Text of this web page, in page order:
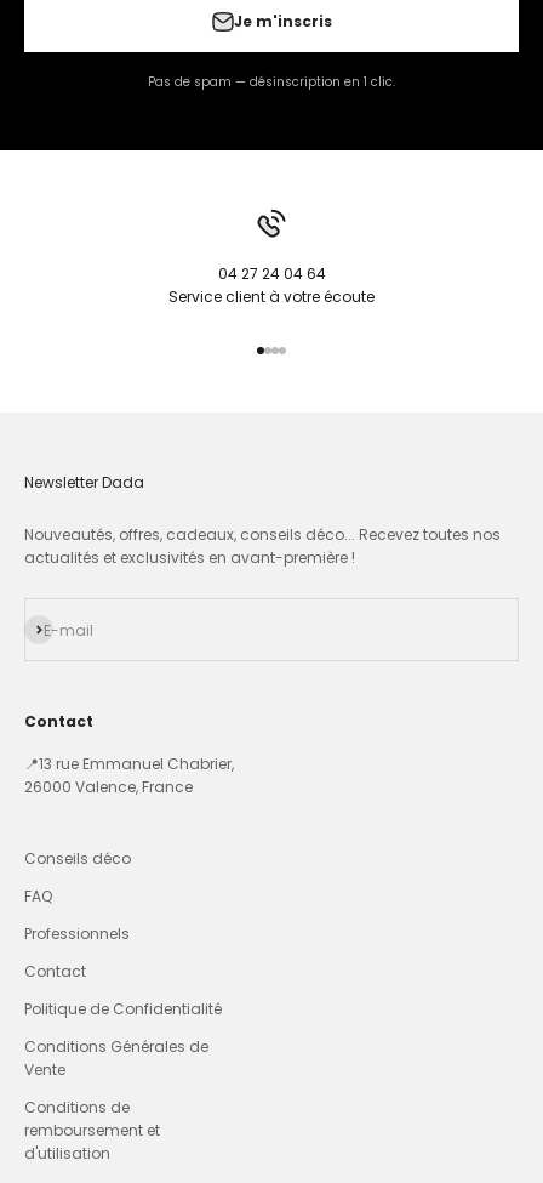
Je m'inscris
Pas de spam — désinscription en 1 clic.
04 27 24 04 64
Service client à votre écoute
Aller à l'élément 1
Aller à l'élément 2
Aller à l'élément 3
Aller à l'élément 4
Newsletter Dada
Nouveautés, offres, cadeaux, conseils déco... Recevez toutes nos
actualités et exclusivités en avant-première !
E-mail
S'inscrire
Contact
📍13 rue Emmanuel Chabrier,
26000 Valence, France
Conseils déco
FAQ
Professionnels
Contact
Politique de Confidentialité
Conditions Générales de
Vente
Conditions de
remboursement et
d'utilisation